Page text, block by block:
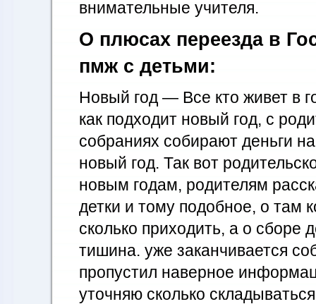
внимательные учителя.
О плюсах переезда в
пмж с детьми:
Новый год — Все кто живет в
как подходит новый год, с
собраниях собирают деньги
новый год. Так вот
новым годам, родителям
детки и тому подобное, о там
сколько приходить, а о сборе
тишина. уже заканчивается
пропустил наверное
уточняю сколько